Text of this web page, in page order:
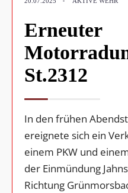
Erneuter
St.2312
In den frühen
ereignete sich ein
einem PKW und
der Einmündung
Richtung